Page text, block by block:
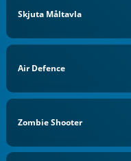
Skjuta Måltavla
Air Defence
Zombie Shooter